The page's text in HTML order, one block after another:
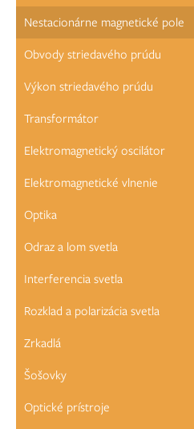
Nestacionárne magnetické pole
Obvody striedavého prúdu
Výkon striedavého prúdu
Transformátor
Elektromagnetický oscilátor
Elektromagnetické vlnenie
Optika
Odraz a lom svetla
Interferencia svetla
Rozklad a polarizácia svetla
Zrkadlá
Šošovky
Optické prístroje